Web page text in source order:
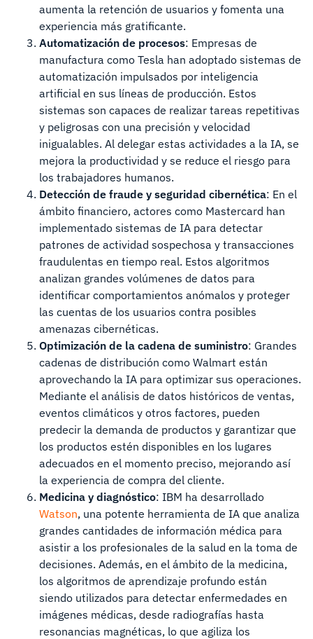
aumenta la retención de usuarios y fomenta una
experiencia más gratificante.
Automatización de procesos: Empresas de
manufactura como Tesla han adoptado sistemas de
automatización impulsados por inteligencia
artificial en sus líneas de producción. Estos
sistemas son capaces de realizar tareas repetitivas
y peligrosas con una precisión y velocidad
inigualables. Al delegar estas actividades a la IA, se
mejora la productividad y se reduce el riesgo para
los trabajadores humanos.
Detección de fraude y seguridad cibernética: En el
ámbito financiero, actores como Mastercard han
implementado sistemas de IA para detectar
patrones de actividad sospechosa y transacciones
fraudulentas en tiempo real. Estos algoritmos
analizan grandes volúmenes de datos para
identificar comportamientos anómalos y proteger
las cuentas de los usuarios contra posibles
amenazas cibernéticas.
Optimización de la cadena de suministro: Grandes
cadenas de distribución como Walmart están
aprovechando la IA para optimizar sus operaciones.
Mediante el análisis de datos históricos de ventas,
eventos climáticos y otros factores, pueden
predecir la demanda de productos y garantizar que
los productos estén disponibles en los lugares
adecuados en el momento preciso, mejorando así
la experiencia de compra del cliente.
Medicina y diagnóstico: IBM ha desarrollado
Watson, una potente herramienta de IA que analiza
grandes cantidades de información médica para
asistir a los profesionales de la salud en la toma de
decisiones. Además, en el ámbito de la medicina,
los algoritmos de aprendizaje profundo están
siendo utilizados para detectar enfermedades en
imágenes médicas, desde radiografías hasta
resonancias magnéticas, lo que agiliza los